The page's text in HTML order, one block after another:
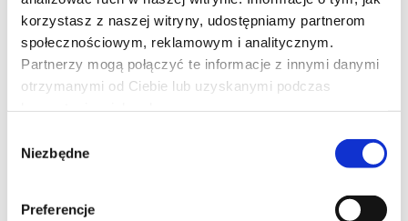
korzystasz z naszej witryny, udostępniamy partnerom
społecznościowym, reklamowym i analitycznym.
Partnerzy mogą połączyć te informacje z innymi danymi
otrzymanymi od Ciebie lub uzyskanymi podczas
zgody
Niezbędne
Preferencje
Orły republiki
George Fahmy (w tej roli Fares Fares) to największa gwiazda
egipskiego kina. Zwany jest “faraonem ekranu”. Zwraca na niego
uwagę sam prezydent Egiptu Abd al-Fattah as Sisi, który życzy
do odrzucenia – władza szantażem wymusza na aktorze jej
przyjęcie.